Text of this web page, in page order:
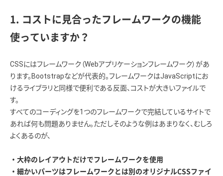
1. コストに見合ったフレームワークの機能
使っていますか？
CSSにはフレームワーク（Webアプリケーションフレームワーク）があ
ります。Bootstrapなどが代表的。フレームワークはJavaScriptにお
けるライブラリと同様で便利である反面、コストが大きいファイルで
す。
すべてのコーディングを1つのフレームワークで完結しているサイトで
あれば何も問題ありません。ただしそのような例はあまりなく、むしろ
よくあるのが、
・大枠のレイアウトだけでフレームワークを使用
・細かいパーツはフレームワークとは別のオリジナルCSSファイ